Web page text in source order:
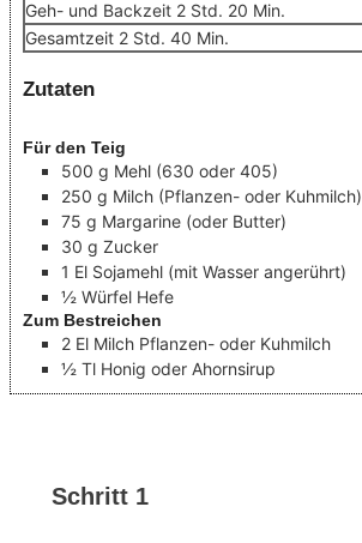
Geh- und Backzeit 2Stunden
Std. 20 Minuten
Min.
Gesamtzeit 2Stunden
Std. 40 Minuten
Min.
Zutaten
Für den Teig
500 g Mehl (630 oder 405)
250 g Milch (Pflanzen- oder Kuhmilch)
75 g Margarine (oder Butter)
30 g Zucker
1 El Sojamehl (mit Wasser angerührt)
½ Würfel Hefe
Zum Bestreichen
2 El Milch Pflanzen- oder Kuhmilch
½ Tl Honig oder Ahornsirup
Schritt 1